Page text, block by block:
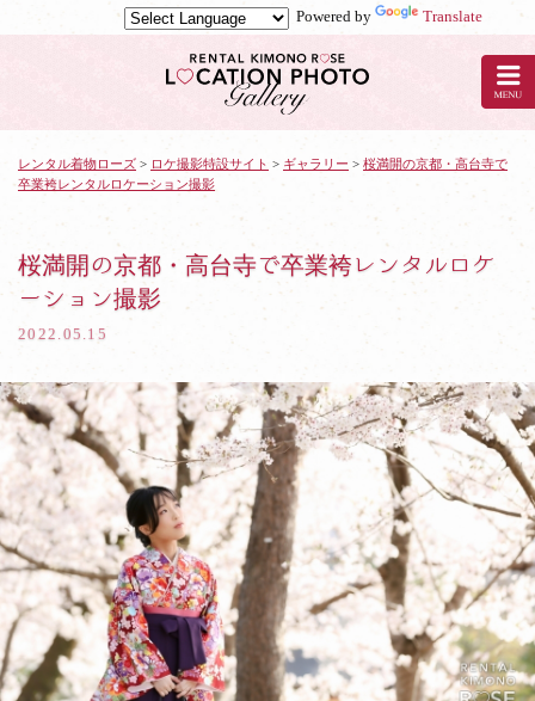
Powered by
Translate
ル
ー
ケ
撮
影：
満
開
の
京
都・
高
台
寺
で
卒
レンタル着物ローズ > ロケ撮影特設サイト > ギャラリー > 桜満開の京都・高台寺で
卒業袴レンタルロケーション撮影
桜満開の京都・高台寺で卒業袴レンタルロケ
ーション撮影
2022.05.15